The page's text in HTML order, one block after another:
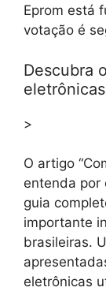
Eprom está
votação é
Descubra
>
O artigo
entenda por
guia
importante
brasileiras.
eletrônicas